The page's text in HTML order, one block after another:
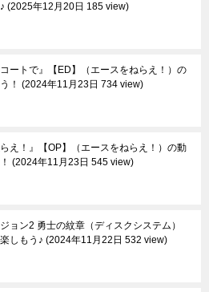
2025年12月20日 185 view
コートで』【ED】（エースをねらえ！）の
！
2024年11月23日 734 view
らえ！』【OP】（エースをねらえ！）の動
2024年11月23日 545 view
ョン2 勇士の紋章（ディスクシステム）
しもう♪ 2024年11月22日 532 view